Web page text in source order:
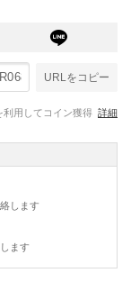
URLをコピー
用してコイン獲得 詳細
します
ます